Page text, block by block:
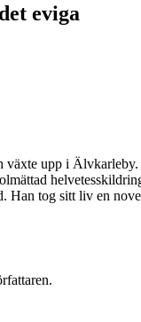
eviga
upp i
Han tog sitt liv en